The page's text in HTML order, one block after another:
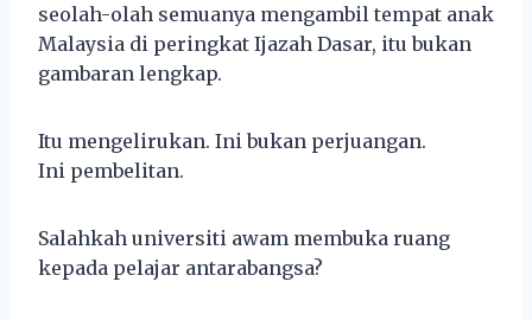
seolah-olah semuanya mengambil tempat anak
Malaysia di peringkat Ijazah Dasar, itu bukan
gambaran lengkap.
Itu mengelirukan. Ini bukan perjuangan.
Ini pembelitan.
Salahkah universiti awam membuka ruang
kepada pelajar antarabangsa?